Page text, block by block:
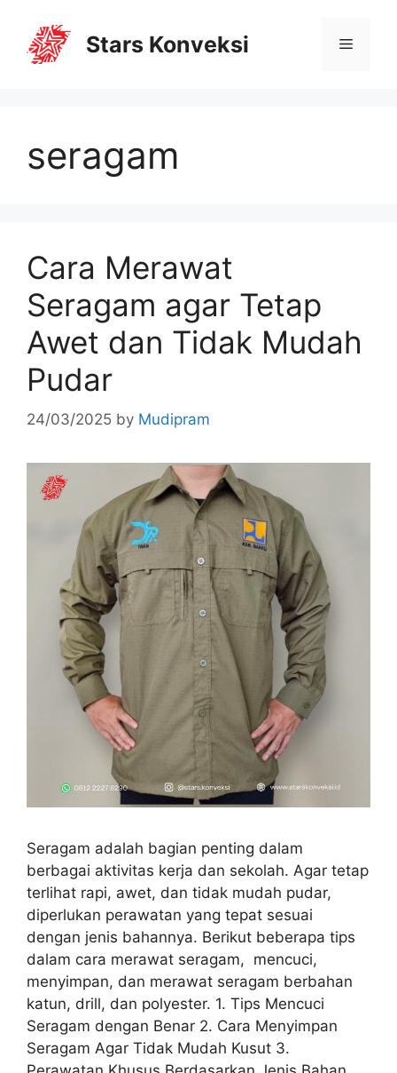
Stars Konveksi
seragam
Cara Merawat
Seragam agar Tetap
Awet dan Tidak Mudah
Pudar
24/03/2025 by Mudipram
Seragam adalah bagian penting dalam
berbagai aktivitas kerja dan sekolah. Agar tetap
terlihat rapi, awet, dan tidak mudah pudar,
diperlukan perawatan yang tepat sesuai
dengan jenis bahannya. Berikut beberapa tips
dalam cara merawat seragam, mencuci,
menyimpan, dan merawat seragam berbahan
katun, drill, dan polyester. 1. Tips Mencuci
Seragam dengan Benar 2. Cara Menyimpan
Seragam Agar Tidak Mudah Kusut 3.